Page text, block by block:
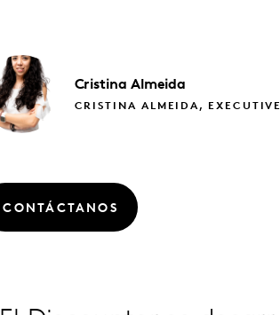
Cristina Almeida
CRISTINA ALMEIDA,
CONTÁCTANOS